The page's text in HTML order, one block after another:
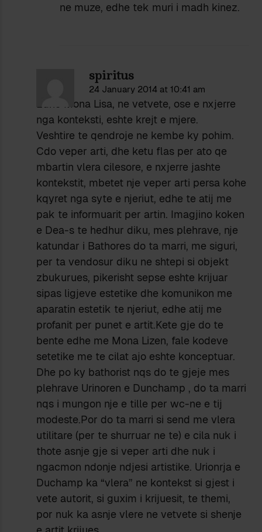
ne muze, edhe tek muri i madh kinez.
spiritus
24 January 2014 at 10:41 am
Edhe Mona Lisa, ne vetvete, ose e nxjerre
nga konteksti, eshte krejt e mjere.
Veshtire te qendroje ne kembe ky pohim.
Cdo veper arti, dhe ketu flas per ato qe
mbartin vlera cilesore, e nxjerre jashte
kontekstit, mbetet nje veper arti persa kohe
kqyret nga syte e njeriut, edhe te atij me
pak te informuarit per artin. Imagjino koken
e Dea-s te hedhur diku, mes plehrave, nje
katundar i Bathores do ta marri, me siguri,
per ta vendosur diku ne shtepi si objekt
zbukurues, pikerisht sepse eshte krijuar
sipas ligjeve estetike dhe komunikon me
aparatin estetik te njeriut, edhe atij me
profanit per punet e artit.Kete gje do te
bente edhe me Mona Lizen, fale kodeve
setetike me te cilat ajo eshte konceptuar.
Dhe po ky bathorist nqs do te gjeje mes
plehrave Urinoren e Dunchamp , do ta marri
nqs i mungon nje e tille per wc-ne e tij
modeste.Por do ta marri si send me vlera
utilitare (per te shurruar ne te) e cila nuk i
thote asnje gje si veper arti dhe nuk i
ngacmon ndonje ndjesi artistike. Urionrja e
Duchamp ka “vlera” ne kontekst si gjest i
vete autorit, si guxim i krijuesit, te themi,
por nuk ka asnje vlere ne vetvete si shenje